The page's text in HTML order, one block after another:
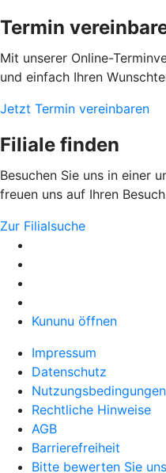
Termin
Mit unserer Online-
und einfach Ihren
Jetzt Termin vereinbaren
Filiale finden
Besuchen Sie uns in einer
freuen uns auf Ihren
Zur Filialsuche
Kununu öffnen
Impressum
Datenschutz
Nutzungsbedingungen
Rechtliche Hinweise
AGB
Barrierefreiheit
Bitte bewerten Sie uns